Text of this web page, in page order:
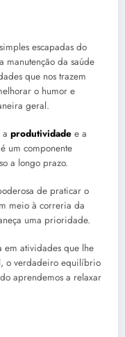
escapadas do
manutenção da saúde
que nos trazem
o humor e
geral.
produtividade e a
um componente
a longo prazo.
de praticar o
meio à correria da
uma prioridade.
em atividades que lhe
o verdadeiro equilíbrio
aprendemos a relaxar